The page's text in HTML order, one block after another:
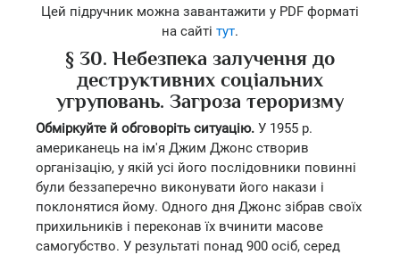
Цей підручник можна завантажити у PDF форматі
на сайті тут.
§ 30. Небезпека залучення до
деструктивних соціальних
угруповань. Загроза тероризму
Обміркуйте й обговоріть ситуацію. У 1955 р.
американець на ім'я Джим Джонс створив
організацію, у якій усі його послідовники повинні
були беззаперечно виконувати його накази і
поклонятися йому. Одного дня Джонс зібрав своїх
прихильників і переконав їх вчинити масове
самогубство. У результаті понад 900 осіб, серед